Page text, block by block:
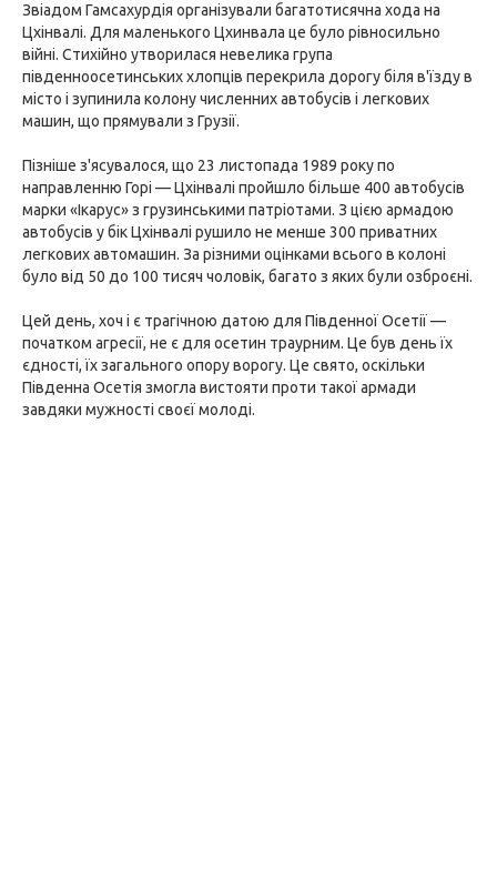
Звіадом Гамсахурдія організували багатотисячна хода на
Цхінвалі. Для маленького Цхинвала це було рівносильно
війні. Стихійно утворилася невелика група
південноосетинських хлопців перекрила дорогу біля в'їзду в
місто і зупинила колону численних автобусів і легкових
машин, що прямували з Грузії.
Пізніше з'ясувалося, що 23 листопада 1989 року по
направленню Горі — Цхінвалі пройшло більше 400 автобусів
марки «Ікарус» з грузинськими патріотами. З цією армадою
автобусів у бік Цхінвалі рушило не менше 300 приватних
легкових автомашин. За різними оцінками всього в колоні
було від 50 до 100 тисяч чоловік, багато з яких були озброєні.
Цей день, хоч і є трагічною датою для Південної Осетії —
початком агресії, не є для осетин траурним. Це був день їх
єдності, їх загального опору ворогу. Це свято, оскільки
Південна Осетія змогла вистояти проти такої армади
завдяки мужності своєї молоді.